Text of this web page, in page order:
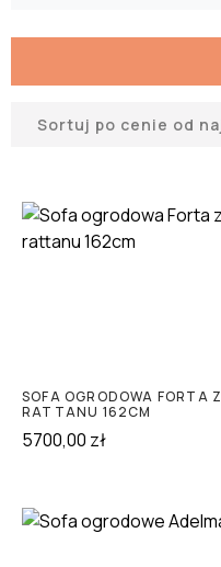
SOFA OGRODOWA FORTA Z
RATTANU 162CM
5700,00 zł